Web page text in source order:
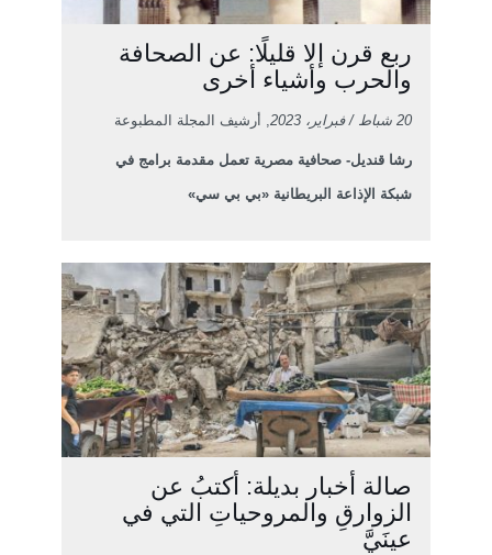
ربع قرن إلا قليلًا: عن الصحافة
والحرب وأشياء أخرى
20 شباط / فبراير، 2023 , أرشيف المجلة المطبوعة
رشا قنديل- صحافية مصرية تعمل مقدمة برامج في
شبكة الإذاعة البريطانية «بي بي سي»
صالة أخبار بديلة: أكتبُ عن
الزوارقِ والمروحياتِ التي في
عينَيَّ